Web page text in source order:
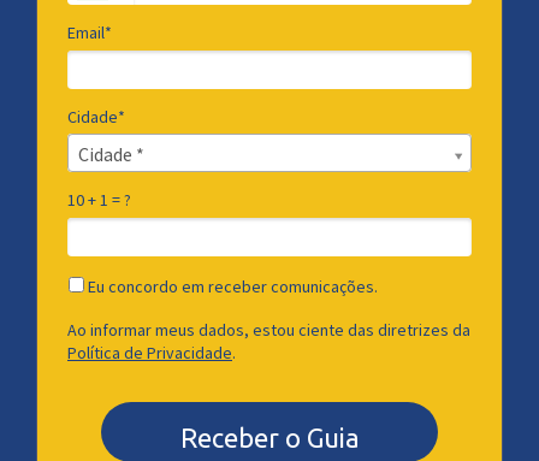
Email*
Cidade*
Cidade *
Cidade*
10 + 1 = ?
Eu concordo em receber comunicações.
Ao informar meus dados, estou ciente das diretrizes da
Política de Privacidade.
Receber o Guia